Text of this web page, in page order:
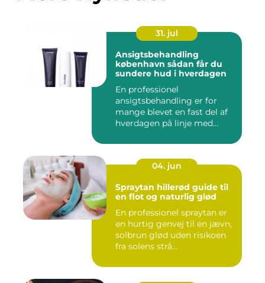
31. jul
Ansigtsbehandling
københavn sådan får du
sundere hud i hverdagen
En professionel
ansigtsbehandling er for
mange blevet en fast del af
hverdagen på linje med
04. jun
Spraytan hillerød guide til
en flot og naturlig glød
En professionel spraytan er
en hurtig genvej til en jævn,
solbrun glød uden risikoen
fra solens strå...